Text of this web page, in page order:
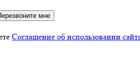
мне
Соглашение об использовании